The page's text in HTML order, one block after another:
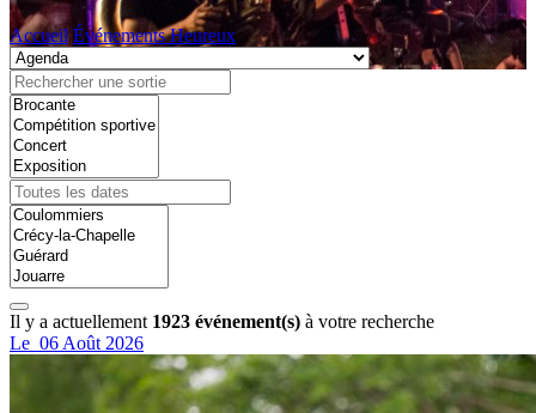
Accueil Événements Heureux
Il y a actuellement 1923 événement(s) à votre recherche
Le 06 Août 2026